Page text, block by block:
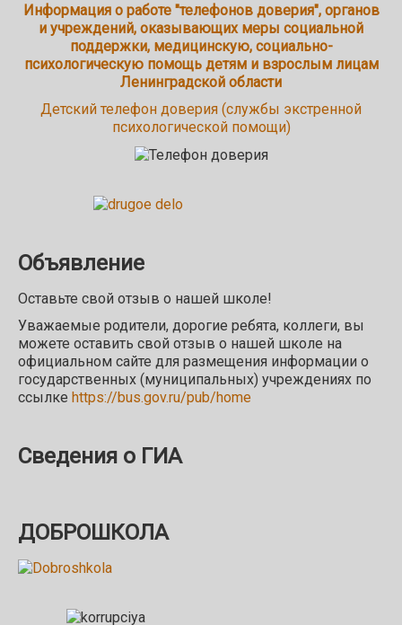
Информация о работе "телефонов доверия", органов
и учреждений, оказывающих меры социальной
поддержки, медицинскую, социально-
психологическую помощь детям и взрослым лицам
Ленинградской области
Детский телефон доверия (службы экстренной
психологической помощи)
Объявление
Оставьте свой отзыв о нашей школе!
Уважаемые родители, дорогие ребята, коллеги, вы
можете оставить свой отзыв о нашей школе на
официальном сайте для размещения информации о
государственных (муниципальных) учреждениях по
ссылке https://bus.gov.ru/pub/home
Сведения о ГИА
ДОБРОШКОЛА